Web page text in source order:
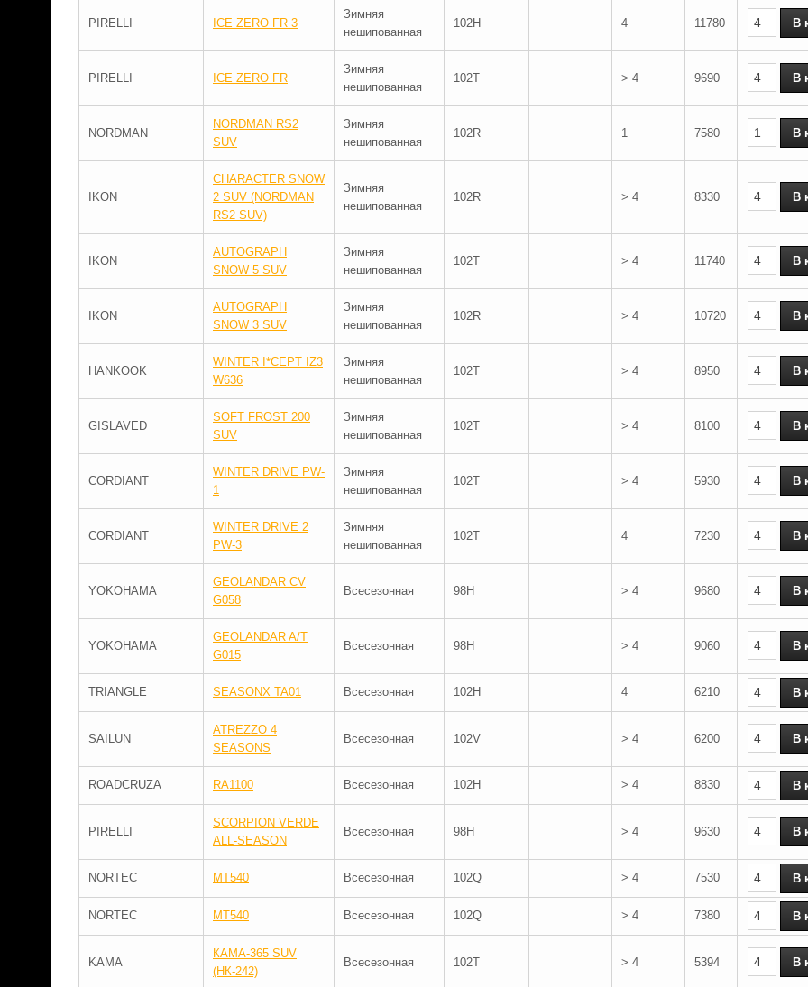
PIRELLI ICE ZERO FR 3
Зимняя
нешипованная
102H 4 11780
PIRELLI ICE ZERO FR
Зимняя
нешипованная
102T > 4 9690
NORDMAN
NORDMAN RS2
SUV
Зимняя
нешипованная
102R 1 7580
IKON
CHARACTER SNOW
2 SUV (NORDMAN
RS2 SUV)
Зимняя
нешипованная
102R > 4 8330
IKON
AUTOGRAPH
SNOW 5 SUV
Зимняя
нешипованная
102T > 4 11740
IKON
AUTOGRAPH
SNOW 3 SUV
Зимняя
нешипованная
102R > 4 10720
HANKOOK
WINTER I*CEPT IZ3
W636
Зимняя
нешипованная
102T > 4 8950
GISLAVED
SOFT FROST 200
SUV
Зимняя
нешипованная
102T > 4 8100
CORDIANT
WINTER DRIVE PW-
1
Зимняя
нешипованная
102T > 4 5930
CORDIANT
WINTER DRIVE 2
PW-3
Зимняя
нешипованная
102T 4 7230
YOKOHAMA
GEOLANDAR CV
G058
Всесезонная 98H > 4 9680
YOKOHAMA
GEOLANDAR A/T
G015
Всесезонная 98H > 4 9060
TRIANGLE SEASONX TA01 Всесезонная 102H 4 6210
SAILUN
ATREZZO 4
SEASONS
Всесезонная 102V > 4 6200
ROADCRUZA RA1100 Всесезонная 102H > 4 8830
PIRELLI
SCORPION VERDE
ALL-SEASON
Всесезонная 98H > 4 9630
NORTEC MT540 Всесезонная 102Q > 4 7530
NORTEC MT540 Всесезонная 102Q > 4 7380
KAMA
КАМА-365 SUV
(НК-242)
Всесезонная 102T > 4 5394